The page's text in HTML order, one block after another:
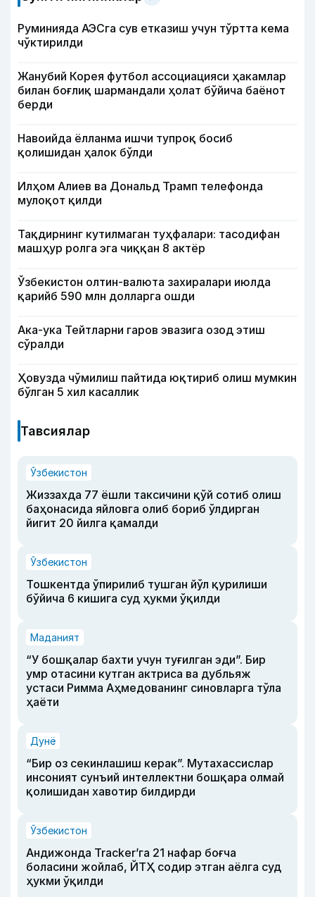
Руминияда АЭСга сув етказиш учун тўртта кема
чўктирилди
Жанубий Корея футбол ассоциацияси ҳакамлар
билан боғлиқ шармандали ҳолат бўйича баёнот
берди
Навоийда ёлланма ишчи тупроқ босиб
қолишидан ҳалок бўлди
Илҳом Алиев ва Дональд Трамп телефонда
мулоқот қилди
Тақдирнинг кутилмаган туҳфалари: тасодифан
машҳур ролга эга чиққан 8 актёр
Ўзбекистон олтин-валюта захиралари июлда
қарийб 590 млн долларга ошди
Ака-ука Тейтларни гаров эвазига озод этиш
сўралди
Ҳовузда чўмилиш пайтида юқтириб олиш мумкин
бўлган 5 хил касаллик
Тавсиялар
Ўзбекистон
Жиззахда 77 ёшли таксичини қўй сотиб олиш
баҳонасида яйловга олиб бориб ўлдирган
йигит 20 йилга қамалди
Ўзбекистон
Тошкентда ўпирилиб тушган йўл қурилиши
бўйича 6 кишига суд ҳукми ўқилди
Маданият
“У бошқалар бахти учун туғилган эди”. Бир
умр отасини кутган актриса ва дубльяж
устаси Римма Аҳмедованинг синовларга тўла
ҳаёти
Дунё
“Бир оз секинлашиш керак”. Мутахассислар
инсоният сунъий интеллектни бошқара олмай
қолишидан хавотир билдирди
Ўзбекистон
Андижонда Tracker’га 21 нафар боғча
боласини жойлаб, ЙТҲ содир этган аёлга суд
ҳукми ўқилди